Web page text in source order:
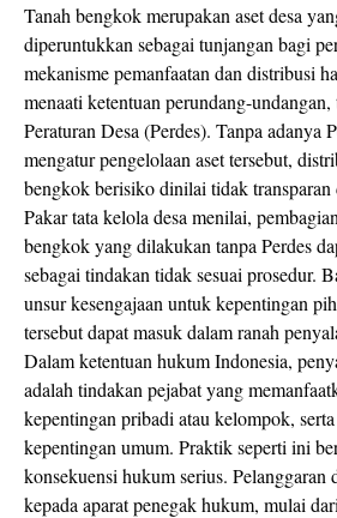
Tanah bengkok merupakan aset desa
diperuntukkan sebagai tunjangan bagi
mekanisme pemanfaatan dan distribusi
menaati ketentuan perundang-
Peraturan Desa (Perdes). Tanpa adanya
mengatur pengelolaan aset tersebut,
bengkok berisiko dinilai tidak transparan
Pakar tata kelola desa menilai,
bengkok yang dilakukan tanpa Perdes
sebagai tindakan tidak sesuai prosedur.
unsur kesengajaan untuk kepentingan
tersebut dapat masuk dalam ranah
Dalam ketentuan hukum Indonesia,
adalah tindakan pejabat yang
kepentingan pribadi atau kelompok,
kepentingan umum. Praktik seperti ini
konsekuensi hukum serius. Pelanggaran
kepada aparat penegak hukum, mulai